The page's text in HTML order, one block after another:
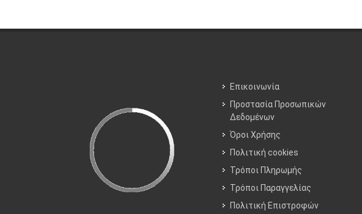
Επικοινωνία
Προστασία Προσωπικών
Δεδομένων
Όροι Χρήσης
Πολιτική cookies
Τρόποι Πληρωμής
Τρόποι Παραγγελίας
Πολιτική Επιστροφών